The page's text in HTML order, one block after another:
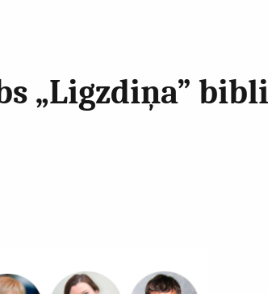
„Ligzdiņa”